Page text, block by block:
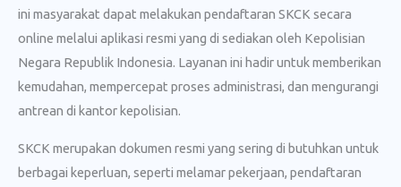
ini masyarakat dapat melakukan pendaftaran SKCK secara
online melalui aplikasi resmi yang di sediakan oleh Kepolisian
Negara Republik Indonesia. Layanan ini hadir untuk memberikan
kemudahan, mempercepat proses administrasi, dan mengurangi
antrean di kantor kepolisian.
SKCK merupakan dokumen resmi yang sering di butuhkan untuk
berbagai keperluan, seperti melamar pekerjaan, pendaftaran